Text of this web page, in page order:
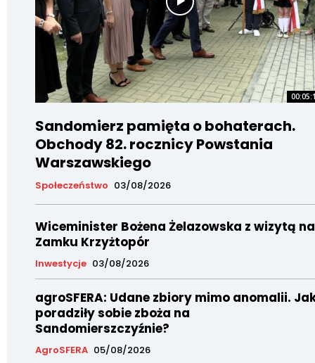
Sandomierz pamięta o bohaterach.
Obchody 82. rocznicy Powstania
Warszawskiego
Społeczeństwo 03/08/2026
Wiceminister Bożena Żelazowska z wizytą na
Zamku Krzyżtopór
Inwestycje 03/08/2026
agroSFERA: Udane zbiory mimo anomalii.
poradziły sobie zboża na
Sandomierszczyźnie?
AgroSFERA 05/08/2026